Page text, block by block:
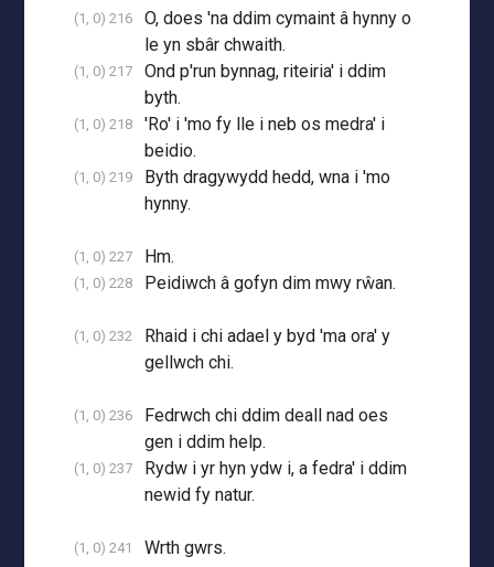
(1, 0) 216
O, does 'na ddim cymaint â hynny o
le yn sbâr chwaith.
(1, 0) 217
Ond p'run bynnag, riteiria' i ddim
byth.
(1, 0) 218
'Ro' i 'mo fy lle i neb os medra' i
beidio.
(1, 0) 219
Byth dragywydd hedd, wna i 'mo
hynny.
(1, 0) 227 Hm.
(1, 0) 228 Peidiwch â gofyn dim mwy rŵan.
(1, 0) 232
Rhaid i chi adael y byd 'ma ora' y
gellwch chi.
(1, 0) 236
Fedrwch chi ddim deall nad oes
gen i ddim help.
(1, 0) 237
Rydw i yr hyn ydw i, a fedra' i ddim
newid fy natur.
(1, 0) 241 Wrth gwrs.